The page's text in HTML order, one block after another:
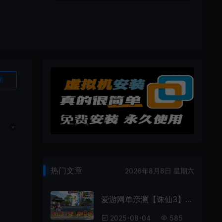
热门文章 2026年8月8日 星期六
爱游网单亲测【诛仙3】18职业超变打金单机版配套GM工具虚拟机一键端视频安装教学+手工端文本教学
2025-08-04 585